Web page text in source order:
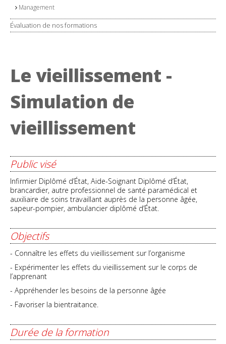
Management
Évaluation de nos formations
Le vieillissement -
Simulation de
vieillissement
Public visé
Infirmier Diplômé d’État, Aide-Soignant Diplômé d’État,
brancardier, autre professionnel de santé paramédical et
auxiliaire de soins travaillant auprès de la personne âgée,
sapeur-pompier, ambulancier diplômé d’État.
Objectifs
- Connaître les effets du vieillissement sur l’organisme
- Expérimenter les effets du vieillissement sur le corps de
l’apprenant
- Appréhender les besoins de la personne âgée
- Favoriser la bientraitance.
Durée de la formation